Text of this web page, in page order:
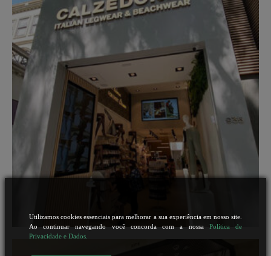
Utilizamos cookies essenciais para melhorar a sua experiência em nosso site.
Ao continuar navegando você concorda com a nossa Política de
Privacidade e Dados.